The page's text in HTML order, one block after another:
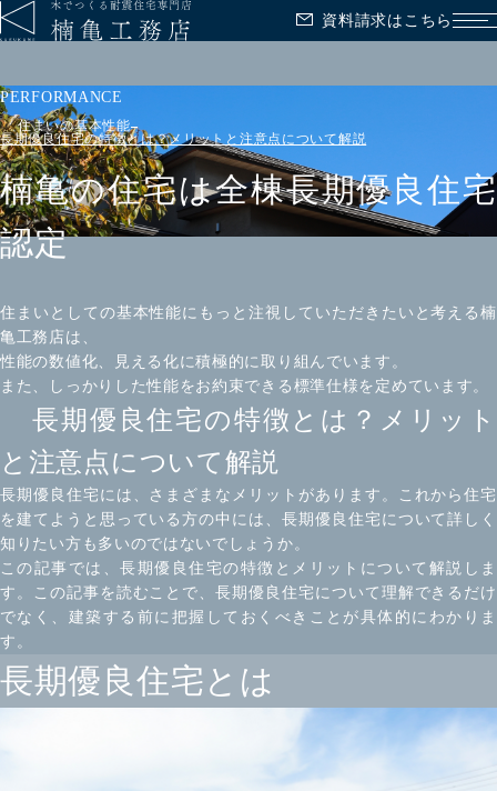
資料請求はこちら メ
PERFORMANCE
住まいの基本性能
長期優良住宅の特徴とは？メリットと注意点について解説
楠亀の住宅は全棟長期優良住宅
認定
住まいとしての基本性能にもっと注視していただきたいと考える楠
亀工務店は、
性能の数値化、見える化に積極的に取り組んでいます。
また、しっかりした性能をお約束できる標準仕様を定めています。
長期優良住宅の特徴とは？メリット
と注意点について解説
長期優良住宅には、さまざまなメリットがあります。これから住宅
を建てようと思っている方の中には、長期優良住宅について詳しく
知りたい方も多いのではないでしょうか。
この記事では、長期優良住宅の特徴とメリットについて解説しま
す。この記事を読むことで、長期優良住宅について理解できるだけ
でなく、建築する前に把握しておくべきことが具体的にわかりま
す。
長期優良住宅とは